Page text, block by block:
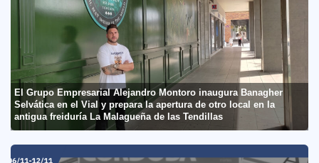
El Grupo Empresarial Alejandro Montoro inaugura Banagher
Selvática en el Vial y prepara la apertura de otro local en la
antigua freiduría La Malagueña de las Tendillas